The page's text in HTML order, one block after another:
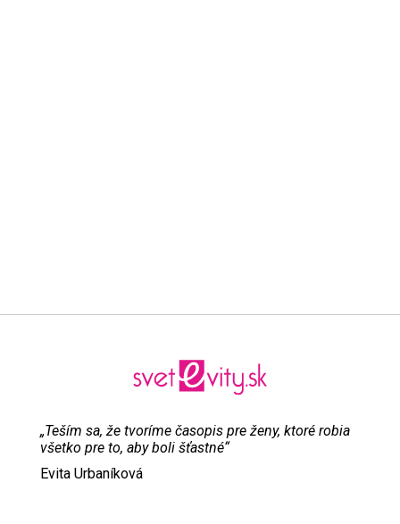
„Teším sa, že tvoríme časopis pre ženy, ktoré robia
všetko pre to, aby boli šťastné“
Evita Urbaníková